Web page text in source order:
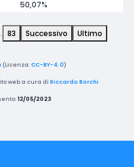
50,07%
83 Successivo Ultimo
(Licenza:CC-BY-4.0)
web a cura di Riccardo Borchi
12/05/2023